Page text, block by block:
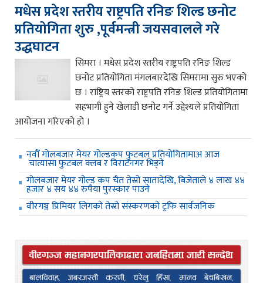
मधेस प्रदेश स्तरीय राष्ट्रपति रनिङ शिल्ड छनोट
प्रतियोगिता शुरु ,पूर्वमन्त्री जयसवालले गरे
उद्धघाटन
सिमरा । मधेस प्रदेश स्तरीय राष्ट्रपति रनिङ शिल्ड
छनोट प्रतियोगिता मंगलबारदेखि सिमरामा सुरु भएको
छ । राष्ट्रिय स्तरको राष्ट्रपति रनिङ शिल्ड प्रतियोगितामा
सहभागी हुने खेलाडी छनोट गर्ने उद्देश्यले प्रतियोगिता
आयोजना गरिएको हो ।
नवौँ गोलबजार मेयर गोल्डकप फुटबल प्रतियोगितामाअ आज
चात्यासा फुटबल क्लब र विराटनगर भिड्ने
गोलबजार मेयर गोल्ड कप चैत तेस्रो सातादेखि, बिजेताले ४ लाख ४४
हजार ४ सय ४४ रुपैया पुरस्कार पाउने
वीरगञ्ज प्रिमियर लिगको तेस्रो संस्करणको ट्रफि सार्वजनिक